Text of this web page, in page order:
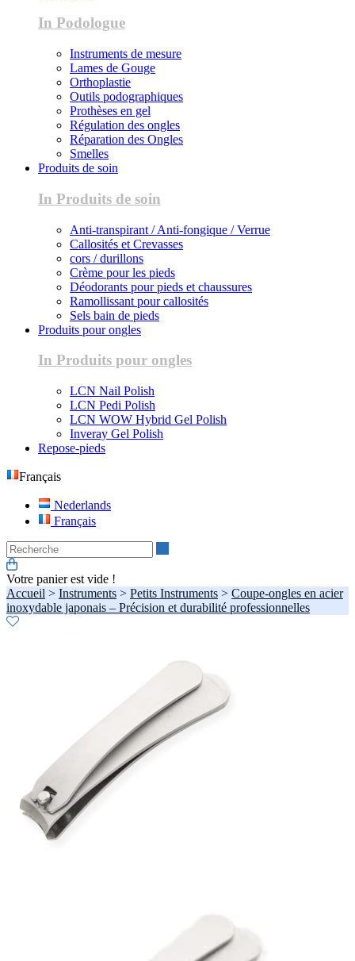
In Podologue
Instruments de mesure
Lames de Gouge
Orthoplastie
Outils podographiques
Prothèses en gel
Régulation des ongles
Réparation des Ongles
Smelles
Produits de soin
In Produits de soin
Anti-transpirant / Anti-fongique / Verrue
Callosités et Crevasses
cors / durillons
Crème pour les pieds
Déodorants pour pieds et chaussures
Ramollissant pour callosités
Sels bain de pieds
Produits pour ongles
In Produits pour ongles
LCN Nail Polish
LCN Pedi Polish
LCN WOW Hybrid Gel Polish
Inveray Gel Polish
Repose-pieds
Français
Nederlands
Français
Votre panier est vide !
Accueil > Instruments > Petits Instruments > Coupe-ongles en acier
inoxydable japonais – Précision et durabilité professionnelles